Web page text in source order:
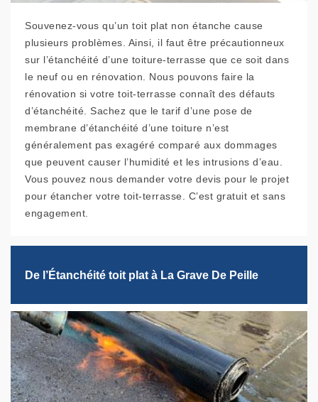
Souvenez-vous qu’un toit plat non étanche cause
plusieurs problèmes. Ainsi, il faut être précautionneux
sur l’étanchéité d’une toiture-terrasse que ce soit dans
le neuf ou en rénovation. Nous pouvons faire la
rénovation si votre toit-terrasse connaît des défauts
d’étanchéité. Sachez que le tarif d’une pose de
membrane d’étanchéité d’une toiture n’est
généralement pas exagéré comparé aux dommages
que peuvent causer l’humidité et les intrusions d’eau.
Vous pouvez nous demander votre devis pour le projet
pour étancher votre toit-terrasse. C’est gratuit et sans
engagement.
De l’Étanchéité toit plat à La Grave De Peille